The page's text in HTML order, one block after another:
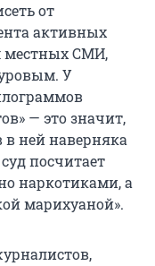
от
активных
местных СМИ,
У
— это значит,
ней наверняка
посчитает
наркотиками, а
марихуаной».